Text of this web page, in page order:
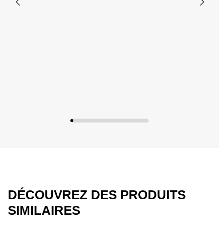
DÉCOUVREZ DES PRODUITS
SIMILAIRES